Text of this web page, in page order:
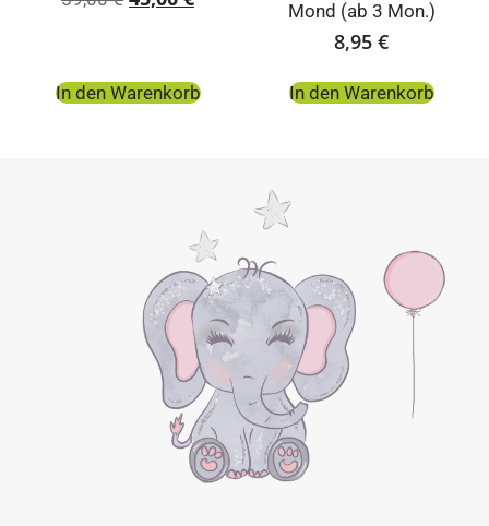
In den Warenkorb
Mond (ab 3 Mon.)
8,95 €
In den Warenkorb